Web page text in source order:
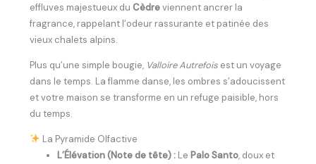
effluves majestueux duCèdreviennent ancrer la
fragrance, rappelant l’odeur rassurante et patinée des
vieux chalets alpins.
Plus qu’une simple bougie, Valloire Autrefois est un voyage
dans le temps. La flamme danse, les ombres s’adoucissent
et votre maison se transforme en un refuge paisible, hors
du temps.
La Pyramide Olfactive
L’Élévation (Note de tête) : Le Palo Santo, doux et